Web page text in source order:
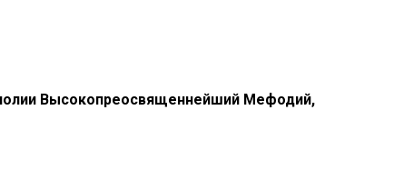
Высокопреосвященнейший Мефодий,